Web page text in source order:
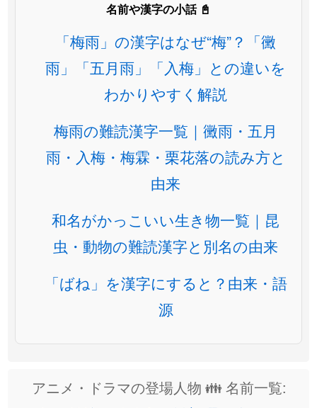
名前や漢字の小話 📓
「梅雨」の漢字はなぜ“梅”？「黴
雨」「五月雨」「入梅」との違いを
わかりやすく解説
梅雨の難読漢字一覧｜黴雨・五月
雨・入梅・梅霖・栗花落の読み方と
由来
和名がかっこいい生き物一覧｜昆
虫・動物の難読漢字と別名の由来
「ばね」を漢字にすると？由来・語
源
アニメ・ドラマの登場人物 👪 名前一覧: